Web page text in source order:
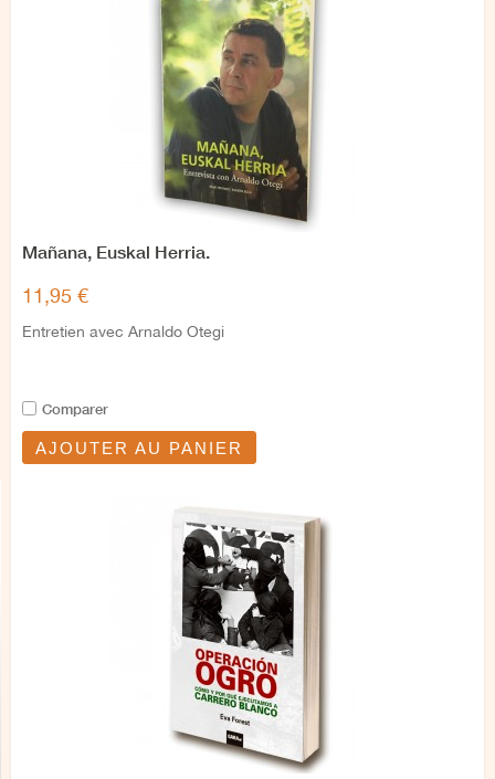
Mañana, Euskal Herria.
11,95 €
Entretien avec Arnaldo Otegi
Comparer
AJOUTER AU PANIER